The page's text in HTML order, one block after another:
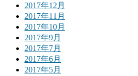
2017年12月
2017年11月
2017年10月
2017年9月
2017年7月
2017年6月
2017年5月